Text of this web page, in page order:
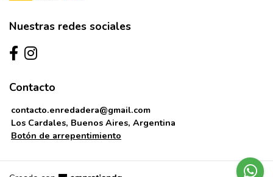
Nuestras redes sociales
Contacto
contacto.enredadera@gmail.com
Los Cardales, Buenos Aires, Argentina
Botón de arrepentimiento